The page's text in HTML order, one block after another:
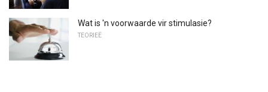
Wat is 'n voorwaarde vir stimulasie?
TEORIEË